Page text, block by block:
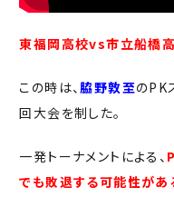
東福岡高校vs市立船橋高
この時は、 脇野敦至のPK
回大会を制した。
一発トーナメントによる、
でも敗退する可能性があ